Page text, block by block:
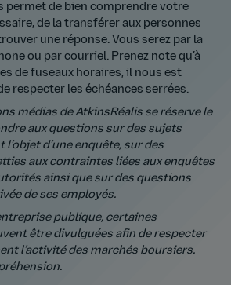
permet de bien comprendre votre
de la transférer aux personnes
une réponse. Vous serez par la
ou par courriel. Prenez note qu’à
de fuseaux horaires, il nous est
respecter les échéances serrées.
médias de AtkinsRéalis se réserve le
aux questions sur des sujets
d’une enquête, sur des
aux contraintes liées aux enquêtes
ainsi que sur des questions
de ses employés.
publique, certaines
être divulguées afin de respecter
l’activité des marchés boursiers.